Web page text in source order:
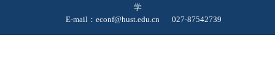
学
E-mail：econf@hust.edu.cn
027-87542739